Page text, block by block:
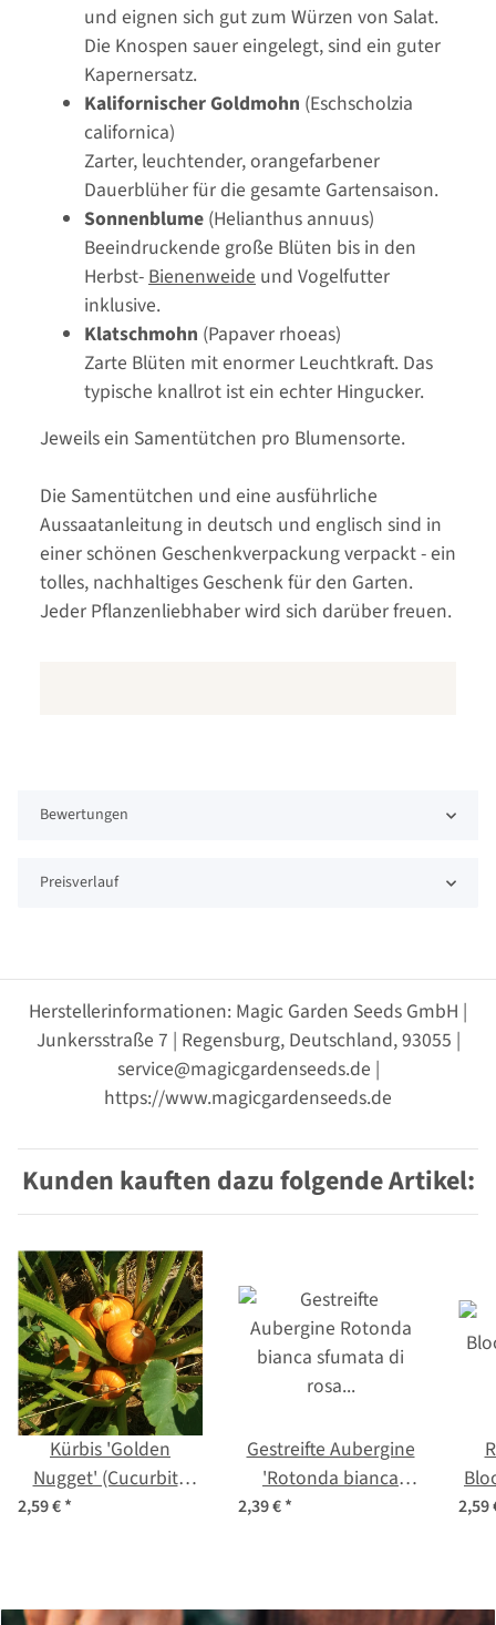
und eignen sich gut zum Würzen von Salat.
Die Knospen sauer eingelegt, sind ein guter
Kapernersatz.
Kalifornischer Goldmohn (Eschscholzia
californica)
Zarter, leuchtender, orangefarbener
Dauerblüher für die gesamte Gartensaison.
Sonnenblume (Helianthus annuus)
Beeindruckende große Blüten bis in den
Herbst-Bienenweide und Vogelfutter
inklusive.
Klatschmohn (Papaver rhoeas)
Zarte Blüten mit enormer Leuchtkraft. Das
typische knallrot ist ein echter Hingucker.
Jeweils ein Samentütchen pro Blumensorte.
Die Samentütchen und eine ausführliche
Aussaatanleitung in deutsch und englisch sind in
einer schönen Geschenkverpackung verpackt - ein
tolles, nachhaltiges Geschenk für den Garten.
Jeder Pflanzenliebhaber wird sich darüber freuen.
Bewertungen
Preisverlauf
Herstellerinformationen: Magic Garden Seeds GmbH |
Junkersstraße 7 | Regensburg, Deutschland, 93055 |
service@magicgardenseeds.de |
https://www.magicgardenseeds.de
Kunden kauften dazu folgende Artikel:
Kürbis 'Golden
Nugget' (Cucurbita
maxima) Samen
2,59 €*
Gestreifte Aubergine
'Rotonda bianca
sfumata di rosa'
2,39 €* 2,59